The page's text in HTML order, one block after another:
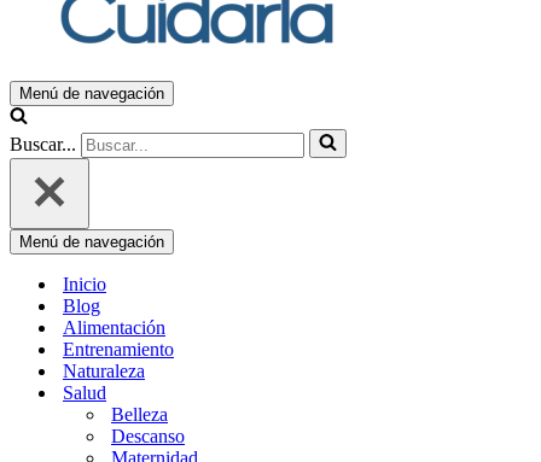
Menú de navegación
Buscar...
Menú de navegación
Inicio
Blog
Alimentación
Entrenamiento
Naturaleza
Salud
Belleza
Descanso
Maternidad